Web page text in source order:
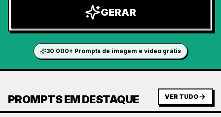
GERAR
30 000+ Prompts de imagem e vídeo grátis
PROMPTS EM DESTAQUE VER TUDO